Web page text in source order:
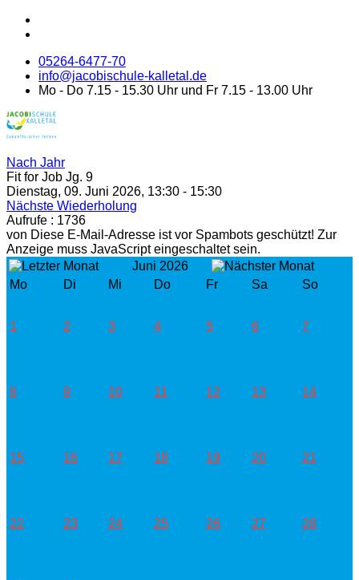
05264-6477-70
info@jacobischule-kalletal.de
Mo - Do 7.15 - 15.30 Uhr und Fr 7.15 - 13.00 Uhr
Nach Jahr
Fit for Job Jg. 9
Dienstag, 09. Juni 2026, 13:30 - 15:30
Nächste Wiederholung
Aufrufe : 1736
von Diese E-Mail-Adresse ist vor Spambots geschützt! Zur
Anzeige muss JavaScript eingeschaltet sein.
Juni 2026
Mo
Di Mi Do Fr Sa So
1 2 3 4 5 6 7
8 9 10 11 12 13 14
15 16 17 18 19 20 21
22 23 24 25 26 27 28